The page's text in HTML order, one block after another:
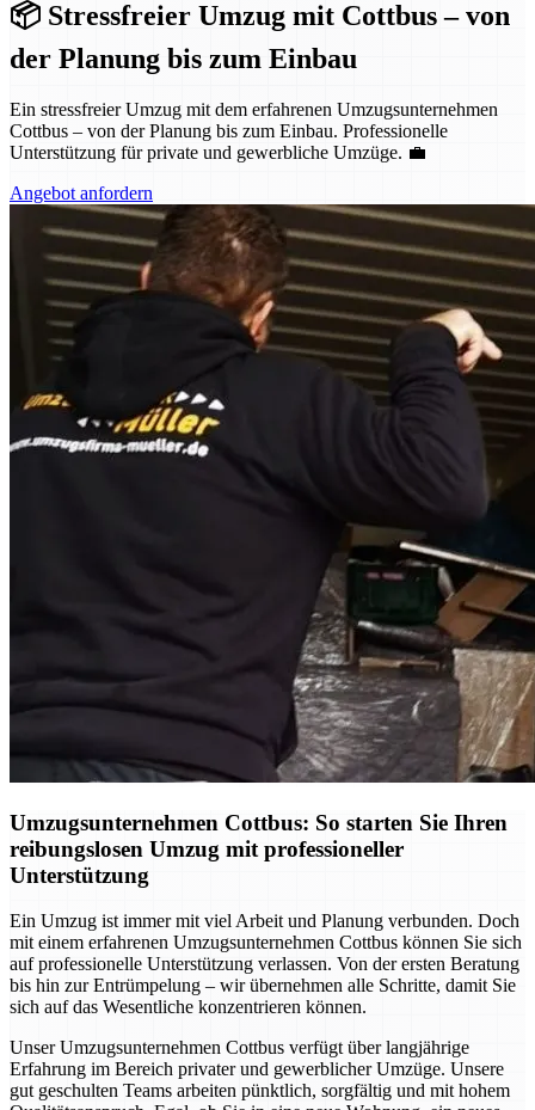
📦 Stressfreier Umzug mit Cottbus – von
der Planung bis zum Einbau
Ein stressfreier Umzug mit dem erfahrenen Umzugsunternehmen
Cottbus – von der Planung bis zum Einbau. Professionelle
Unterstützung für private und gewerbliche Umzüge. 💼
Angebot anfordern
Umzugsunternehmen Cottbus: So starten Sie Ihren
reibungslosen Umzug mit professioneller
Unterstützung
Ein Umzug ist immer mit viel Arbeit und Planung verbunden. Doch
mit einem erfahrenen Umzugsunternehmen Cottbus können Sie sich
auf professionelle Unterstützung verlassen. Von der ersten Beratung
bis hin zur Entrümpelung – wir übernehmen alle Schritte, damit Sie
sich auf das Wesentliche konzentrieren können.
Unser Umzugsunternehmen Cottbus verfügt über langjährige
Erfahrung im Bereich privater und gewerblicher Umzüge. Unsere
gut geschulten Teams arbeiten pünktlich, sorgfältig und mit hohem